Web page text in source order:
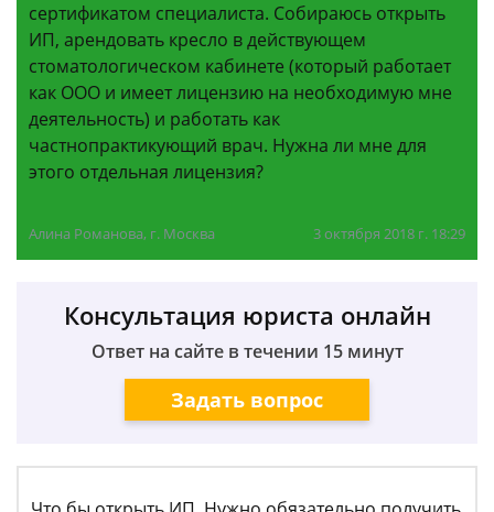
сертификатом специалиста. Собираюсь открыть
ИП, арендовать кресло в действующем
стоматологическом кабинете (который работает
как ООО и имеет лицензию на необходимую мне
деятельность) и работать как
частнопрактикующий врач. Нужна ли мне для
этого отдельная лицензия?
Алина Романова, г. Москва 3 октября 2018 г. 18:29
Консультация юриста онлайн
Ответ на сайте в течении 15 минут
Задать вопрос